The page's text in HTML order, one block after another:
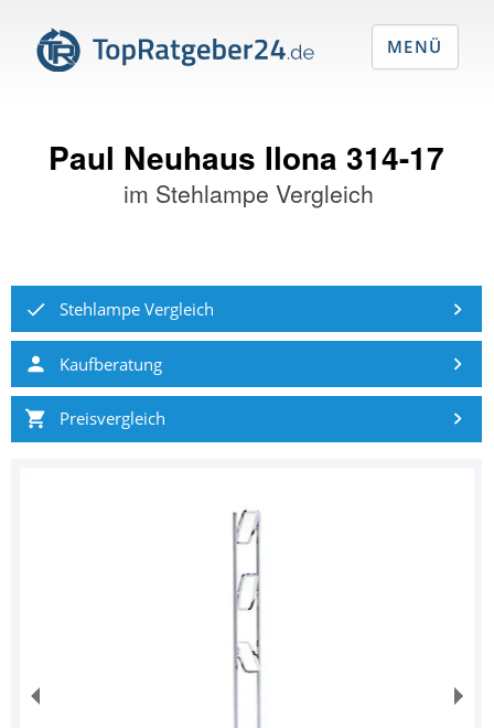
Paul Neuhaus Ilona 314-17
im Stehlampe Vergleich
Stehlampe Vergleich
Kaufberatung
Preisvergleich
MENÜ